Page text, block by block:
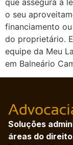
que assegura a
o seu
financiamento
do proprietário.
equipe da Meu
em Balneário
Soluções
áreas do